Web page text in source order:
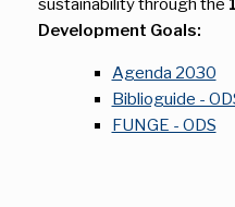
sustainability through the
Development Goals:
Agenda 2030
Biblioguide -
FUNGE - ODS